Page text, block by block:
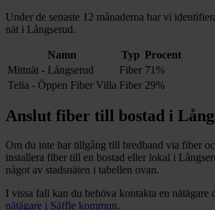
Under de senaste 12 månaderna har vi
nät i Långserud.
Namn Typ Procent
Mittnät - Långserud
Fiber 71%
Telia - Öppen Fiber Villa Fiber 29%
Anslut fiber till bostad i
Om du inte har tillgång till bredband via fiber
installera fiber till en bostad eller lokal i
något av stadsnäten i tabellen ovan.
I vissa fall kan du behöva kontakta en nätägare
nätägare i Säffle kommun.